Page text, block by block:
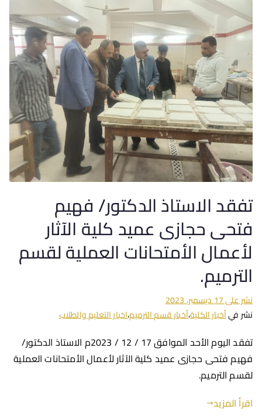
تفقد الاستاذ الدكتور/ فهيم
فتحى حجازى عميد كلية الآثار
لأعمال الأمتحانات العملية لقسم
الترميم.
نشر على17 ديسمبر، 2023
نشر فيأخبار الكلية،أخبار قسم الترميم،اخبار التعليم والطلاب
تفقد اليوم الأحد الموافق 17 / 12 / 2023م الاستاذ الدكتور/
فهيم فتحى حجازى عميد كلية الآثار لأعمال الأمتحانات العملية
لقسم الترميم.
اقرأ المزيد